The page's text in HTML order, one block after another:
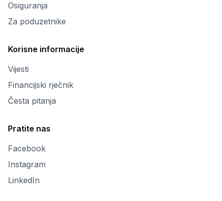
Osiguranja
Za poduzetnike
Korisne informacije
Vijesti
Financijski rječnik
Česta pitanja
Pratite nas
Facebook
Instagram
LinkedIn